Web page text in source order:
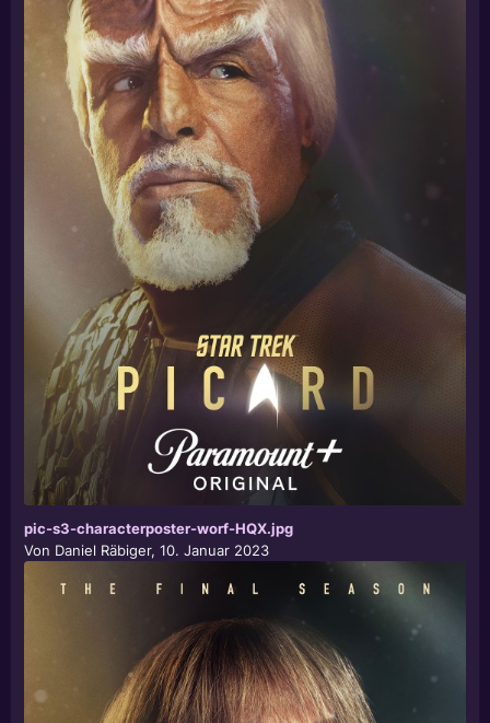
pic-s3-characterposter-worf-HQX.jpg
Von Daniel Räbiger, 10. Januar 2023